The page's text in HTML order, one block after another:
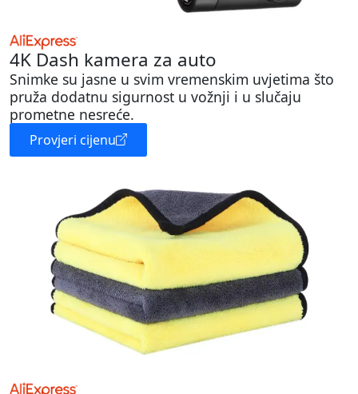
4K Dash kamera za auto
Snimke su jasne u svim vremenskim uvjetima što
pruža dodatnu sigurnost u vožnji i u slučaju
prometne nesreće.
Provjeri cijenu